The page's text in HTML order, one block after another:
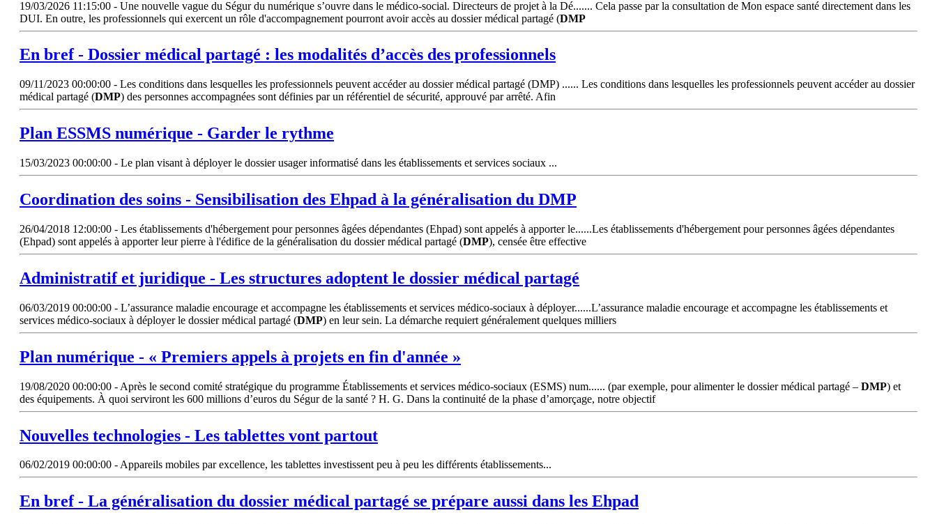
19/03/2026 11:15:00 - Une nouvelle vague du Ségur du numérique s’ouvre dans le médico-social. Directeurs de projet à la Dé....... Cela passe par la consultation de Mon espace santé directement dans les
DUI. En outre, les professionnels qui exercent un rôle d'accompagnement pourront avoir accès au dossier médical partagé (DMP
En bref - Dossier médical partagé : les modalités d’accès des professionnels
09/11/2023 00:00:00 - Les conditions dans lesquelles les professionnels peuvent accéder au dossier médical partagé (DMP) ...... Les conditions dans lesquelles les professionnels peuvent accéder au dossier
médical partagé (DMP) des personnes accompagnées sont définies par un référentiel de sécurité, approuvé par arrêté. Afin
Plan ESSMS numérique - Garder le rythme
15/03/2023 00:00:00 - Le plan visant à déployer le dossier usager informatisé dans les établissements et services sociaux ...
Coordination des soins - Sensibilisation des Ehpad à la généralisation du DMP
26/04/2018 12:00:00 - Les établissements d'hébergement pour personnes âgées dépendantes (Ehpad) sont appelés à apporter le......Les établissements d'hébergement pour personnes âgées dépendantes
(Ehpad) sont appelés à apporter leur pierre à l'édifice de la généralisation du dossier médical partagé (DMP), censée être effective
Administratif et juridique - Les structures adoptent le dossier médical partagé
06/03/2019 00:00:00 - L’assurance maladie encourage et accompagne les établissements et services médico-sociaux à déployer......L’assurance maladie encourage et accompagne les établissements et
services médico-sociaux à déployer le dossier médical partagé (DMP) en leur sein. La démarche requiert généralement quelques milliers
Plan numérique - « Premiers appels à projets en fin d'année »
19/08/2020 00:00:00 - Après le second comité stratégique du programme Établissements et services médico-sociaux (ESMS) num...... (par exemple, pour alimenter le dossier médical partagé – DMP) et
des équipements. À quoi serviront les 600 millions d’euros du Ségur de la santé ? H. G. Dans la continuité de la phase d’amorçage, notre objectif
Nouvelles technologies - Les tablettes vont partout
06/02/2019 00:00:00 - Appareils mobiles par excellence, les tablettes investissent peu à peu les différents établissements...
En bref - La généralisation du dossier médical partagé se prépare aussi dans les Ehpad